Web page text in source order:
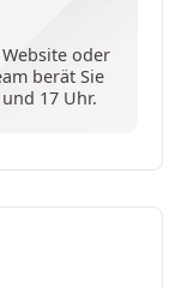
oder
berät Sie
17 Uhr.